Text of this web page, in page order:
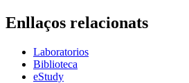
Enllaços relacionats
Laboratorios
Biblioteca
eStudy